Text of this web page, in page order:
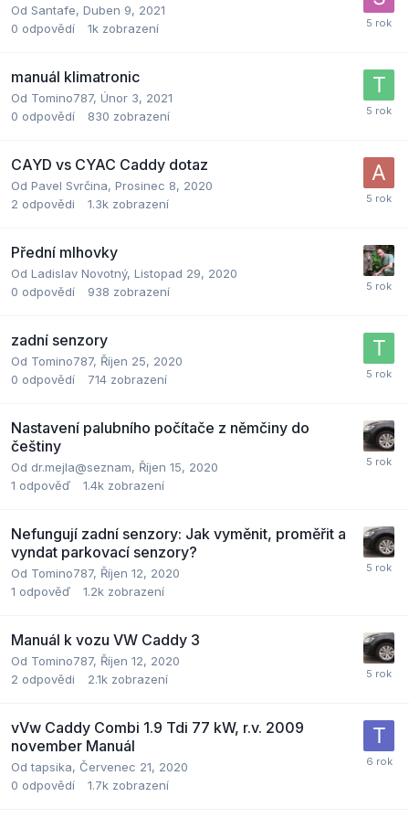
Od Santafe, Duben 9, 2021
0 odpovědí 1k zobrazení
manuál klimatronic
Od Tomino787, Únor 3, 2021
0 odpovědí 830 zobrazení
CAYD vs CYAC Caddy dotaz
Od Pavel Svrčina, Prosinec 8, 2020
2 odpovědi 1.3k zobrazení
Přední mlhovky
Od Ladislav Novotný, Listopad 29, 2020
0 odpovědí 938 zobrazení
zadní senzory
Od Tomino787, Říjen 25, 2020
0 odpovědí 714 zobrazení
Nastavení palubního počítače z němčiny do
češtiny
Od dr.mejla@seznam, Říjen 15, 2020
1 odpověď 1.4k zobrazení
Nefungují zadní senzory: Jak vyměnit, proměřit a
vyndat parkovací senzory?
Od Tomino787, Říjen 12, 2020
1 odpověď 1.2k zobrazení
Manuál k vozu VW Caddy 3
Od Tomino787, Říjen 12, 2020
2 odpovědi 2.1k zobrazení
vVw Caddy Combi 1.9 Tdi 77 kW, r.v. 2009
november Manuál
Odtapsika, Červenec 21, 2020
0 odpovědí 1.7k zobrazení